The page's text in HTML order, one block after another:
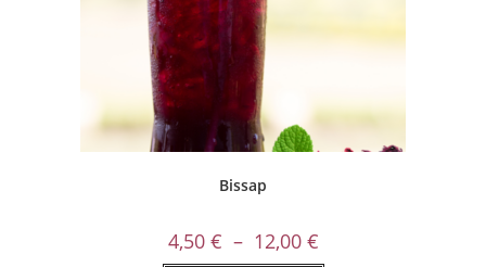
Bissap
4,50 € – 12,00 €